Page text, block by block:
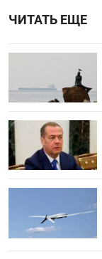
ЧИТАТЬ ЕЩЕ